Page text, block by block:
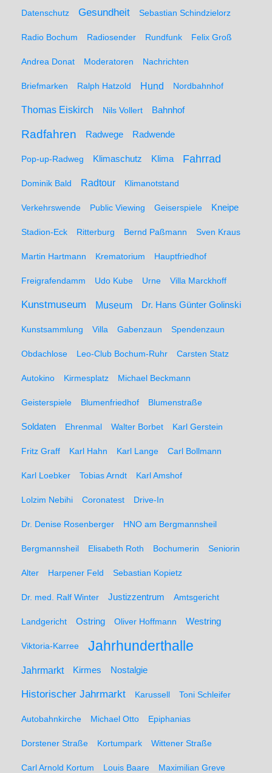
Datenschutz Gesundheit Sebastian Schindzielorz
Radio Bochum Radiosender Rundfunk Felix Groß
Andrea Donat Moderatoren Nachrichten
Briefmarken Ralph Hatzold Hund Nordbahnhof
Thomas Eiskirch Nils Vollert Bahnhof
Radfahren Radwege Radwende
Pop-up-Radweg Klimaschutz Klima Fahrrad
Dominik Bald Radtour Klimanotstand
Verkehrswende Public Viewing Geiserspiele Kneipe
Stadion-Eck Ritterburg Bernd Paßmann Sven Kraus
Martin Hartmann Krematorium Hauptfriedhof
Freigrafendamm Udo Kube Urne Villa Marckhoff
Kunstmuseum Museum Dr. Hans Günter Golinski
Kunstsammlung Villa Gabenzaun Spendenzaun
Obdachlose Leo-Club Bochum-Ruhr Carsten Statz
Autokino Kirmesplatz Michael Beckmann
Geisterspiele Blumenfriedhof Blumenstraße
Soldaten Ehrenmal Walter Borbet Karl Gerstein
Fritz Graff Karl Hahn Karl Lange Carl Bollmann
Karl Loebker Tobias Arndt Karl Amshof
Lolzim Nebihi Coronatest Drive-In
Dr. Denise Rosenberger HNO am Bergmannsheil
Bergmannsheil Elisabeth Roth Bochumerin Seniorin
Alter Harpener Feld Sebastian Kopietz
Dr. med. Ralf Winter Justizzentrum Amtsgericht
Landgericht Ostring Oliver Hoffmann Westring
Viktoria-Karree Jahrhunderthalle
Jahrmarkt Kirmes Nostalgie
Historischer Jahrmarkt Karussell Toni Schleifer
Autobahnkirche Michael Otto Epiphanias
Dorstener Straße Kortumpark Wittener Straße
Carl Arnold Kortum Louis Baare Maximilian Greve